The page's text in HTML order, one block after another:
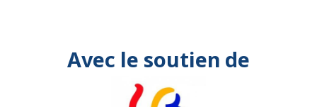
Avec le soutien de